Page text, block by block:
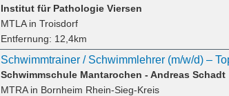
Institut für Pathologie Viersen
MTLAin Troisdorf
Entfernung: 12,4km
Schwimmschule Mantarochen - Andreas Schadt
MTRAin Bornheim Rhein-Sieg-Kreis